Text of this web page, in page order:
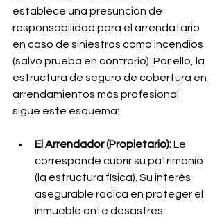
establece una presunción de
responsabilidad para el arrendatario
en caso de siniestros como incendios
(salvo prueba en contrario). Por ello, la
estructura de seguro de cobertura en
arrendamientos más profesional
sigue este esquema:
El Arrendador (Propietario): Le
corresponde cubrir su patrimonio
(la estructura física). Su interés
asegurable radica en proteger el
inmueble ante desastres